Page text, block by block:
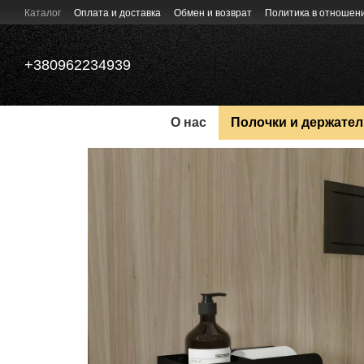
Перейти к основному контенту
Каталог Оплата и доставка Обмен и возврат Политика в
+380962234939
О нас Полочки и